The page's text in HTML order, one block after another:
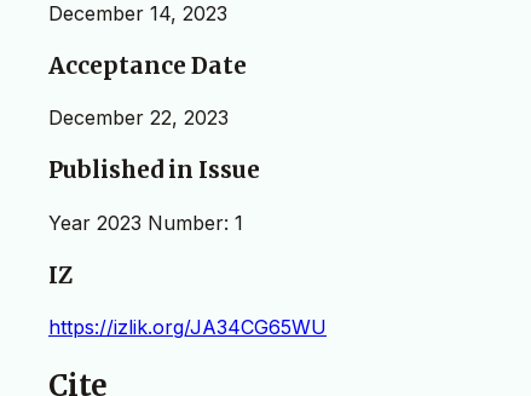
December 14, 2023
Acceptance Date
December 22, 2023
Published in Issue
Year 2023 Number: 1
IZ
https://izlik.org/JA34CG65WU
Cite